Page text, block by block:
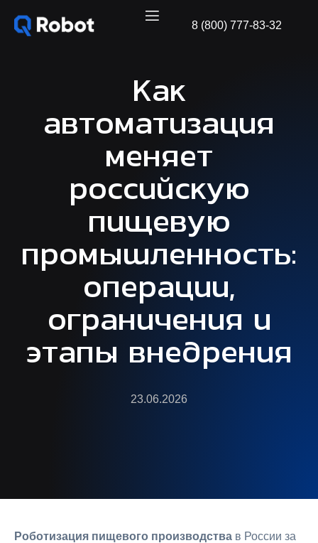
8 (800) 777-83-32
Как
автоматизация
меняет
российскую
пищевую
промышленность:
операции,
ограничения и
этапы внедрения
23.06.2026
Роботизация пищевого производства в России за